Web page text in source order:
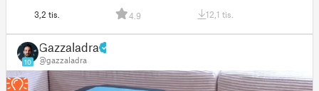
3,2 tis. 4.9 12,1 tis.
10
Gazzaladra
@gazzaladra